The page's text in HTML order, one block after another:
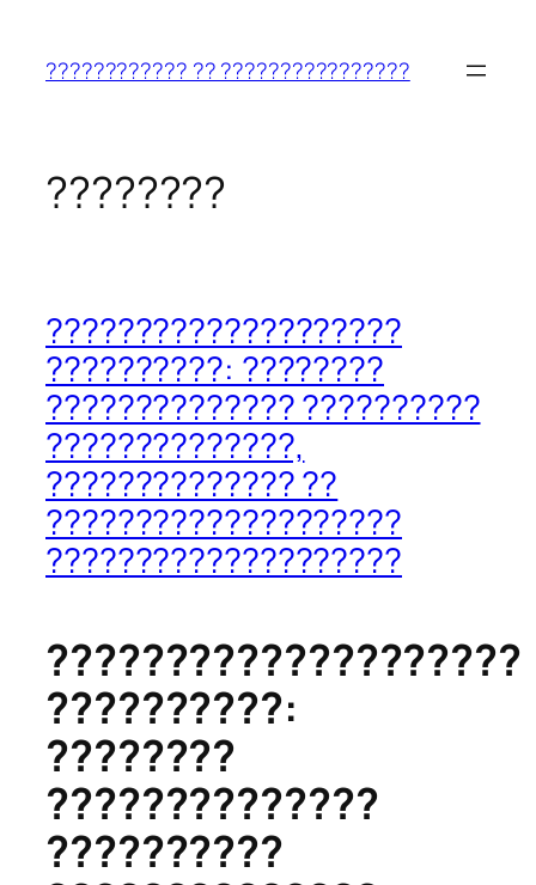
????????????
???????????? ?? ????????????????
????????
????????????????????
??????????: ????????
?????????????? ??????????
??????????????,
?????????????? ??
????????????????????
????????????????????
????????????????????
??????????:
????????
??????????????
??????????